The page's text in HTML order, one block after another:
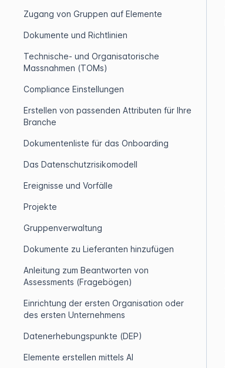
Zugang von Gruppen auf Elemente
Dokumente und Richtlinien
Technische- und Organisatorische
Massnahmen (TOMs)
Compliance Einstellungen
Erstellen von passenden Attributen für Ihre
Branche
Dokumentenliste für das Onboarding
Das Datenschutzrisikomodell
Ereignisse und Vorfälle
Projekte
Gruppenverwaltung
Dokumente zu Lieferanten hinzufügen
Anleitung zum Beantworten von
Assessments (Fragebögen)
Einrichtung der ersten Organisation oder
des ersten Unternehmens
Datenerhebungspunkte (DEP)
Elemente erstellen mittels AI